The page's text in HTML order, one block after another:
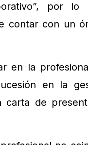
por lo
contar con un
en la
en la
carta de